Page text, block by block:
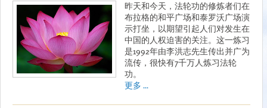
昨天和今天，法轮功的修炼者们在
布拉格的和平广场和泰罗沃广场演
示打坐，以期望引起人们对发生在
中国的人权迫害的关注。这一炼习
是1992年由李洪志先生传出并广为
流传，很快有7千万人炼习法轮
功。
更多 ...